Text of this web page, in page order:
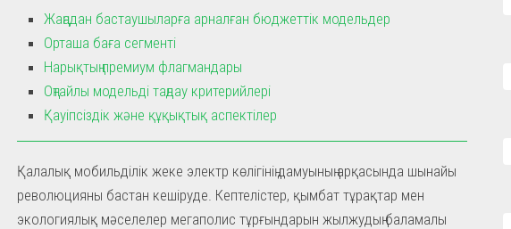
Жаңадан бастаушыларға арналған бюджеттік модельдер
Орташа баға сегменті
Нарықтың премиум флагмандары
Оңтайлы модельді таңдау критерийлері
Қауіпсіздік және құқықтық аспектілер
Қалалық мобильділік жеке электр көлігінің дамуының арқасында шынайы
революцияны бастан кешіруде. Кептелістер, қымбат тұрақтар мен
экологиялық мәселелер мегаполис тұрғындарын жылжудың баламалы